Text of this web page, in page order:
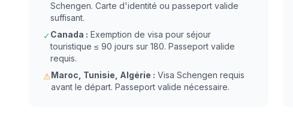
Schengen. Carte d'identité ou passeport valide
suffisant.
✓Canada : Exemption de visa pour séjour
touristique ≤ 90 jours sur 180. Passeport valide
requis.
⚠Maroc, Tunisie, Algérie : Visa Schengen requis
avant le départ. Passeport valide nécessaire.